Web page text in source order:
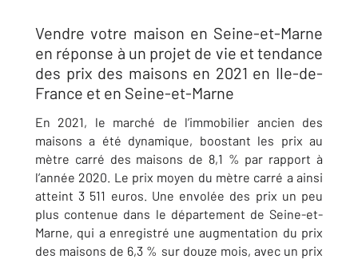
Vendre votre maison en Seine-et-Marne
en réponse à un projet de vie et tendance
des prix des maisons en 2021 en Ile-de-
France et en Seine-et-Marne
En 2021, le marché de l’immobilier ancien des
maisons a été dynamique, boostant les prix au
mètre carré des maisons de 8,1 % par rapport à
l’année 2020. Le prix moyen du mètre carré a ainsi
atteint 3 511 euros. Une envolée des prix un peu
plus contenue dans le département de Seine-et-
Marne, qui a enregistré une augmentation du prix
des maisons de 6,3 % sur douze mois, avec un prix